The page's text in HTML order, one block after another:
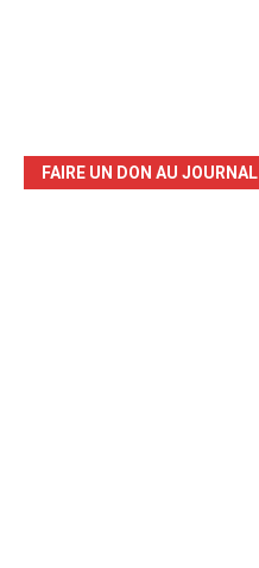
FAIRE UN DON AU JOURNAL